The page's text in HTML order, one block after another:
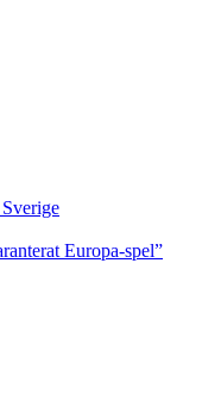
Europa-spel”